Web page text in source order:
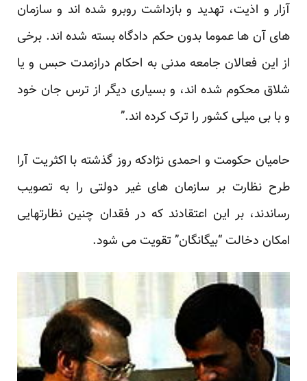
آزار و اذیت، تهدید و بازداشت روبرو شده اند و سازمان
های آن ها عموما بدون حکم دادگاه بسته شده اند. برخی
از این فعالان جامعه مدنی به احکام درازمدت حبس و یا
شلاق محکوم شده اند، و بسیاری دیگر از ترس جان خود
و با بی میلی کشور را ترک کرده اند.”
حامیان حکومت و احمدی نژادکه روز گذشته با اکثریت آرا
طرح نظارت بر سازمان های غیر دولتی را به تصویب
رساندند، بر این اعتقادند که در فقدان چنین نظارتهایی
امکان دخالت “بیگانگان” تقویت می شود.